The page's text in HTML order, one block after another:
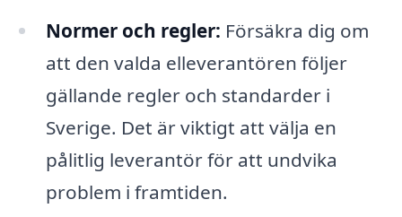
Normer och regler: Försäkra dig om
att den valda elleverantören följer
gällande regler och standarder i
Sverige. Det är viktigt att välja en
pålitlig leverantör för att undvika
problem i framtiden.